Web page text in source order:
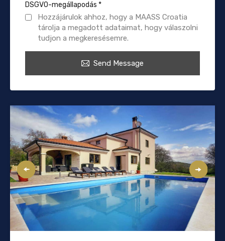
DSGVO-megállapodás *
Hozzájárulok ahhoz, hogy a MAASS Croatia
tárolja a megadott adataimat, hogy válaszolni
tudjon a megkeresésemre.
Send Message